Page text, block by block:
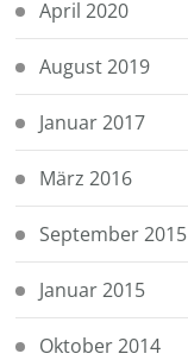
April 2020
August 2019
Januar 2017
März 2016
September 2015
Januar 2015
Oktober 2014